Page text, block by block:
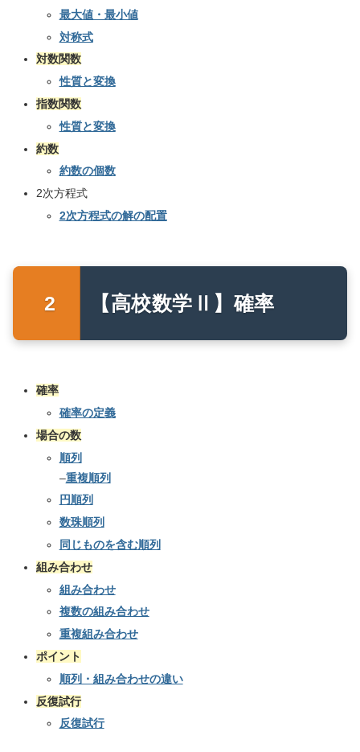
最大値・最小値
対称式
対数関数
性質と変換
指数関数
性質と変換
約数
約数の個数
2次方程式
2次方程式の解の配置
【高校数学Ⅱ】確率
確率
確率の定義
場合の数
順列
–重複順列
円順列
数珠順列
同じものを含む順列
組み合わせ
組み合わせ
複数の組み合わせ
重複組み合わせ
ポイント
順列・組み合わせの違い
反復試行
反復試行